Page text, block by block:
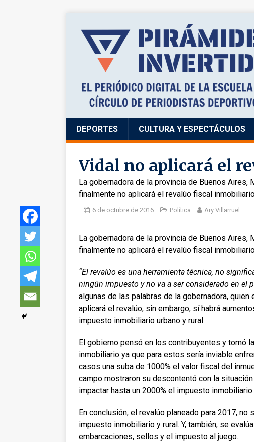
DEPORTES CULTURA Y ESPECTÁCULOS
Vidal no aplicará el
La gobernadora de la provincia de Buenos Aires,
finalmente no aplicará el revalúo fiscal
6 de octubre de 2016 Política Ary Villarruel
La gobernadora de la provincia de Buenos Aires,
finalmente no aplicará el revalúo fiscal
“El revalúo es una herramienta técnica, no
ningún impuesto y no va a ser considerado en el
algunas de las palabras de la gobernadora,
aplicará el revalúo; sin embargo, sí habrá
impuesto inmobiliario urbano y rural.
El gobierno pensó en los contribuyentes y tomó
inmobiliario ya que para estos sería inviable
casos una suba de 1000% el valor fiscal del
campo mostraron su descontentó con la
impactar hasta un 2000% el impuesto inmobiliario.
En conclusión, el revalúo planeado para 2017,
impuesto inmobiliario y rural. Y, también, se
embarcaciones, sellos y el impuesto al juego.